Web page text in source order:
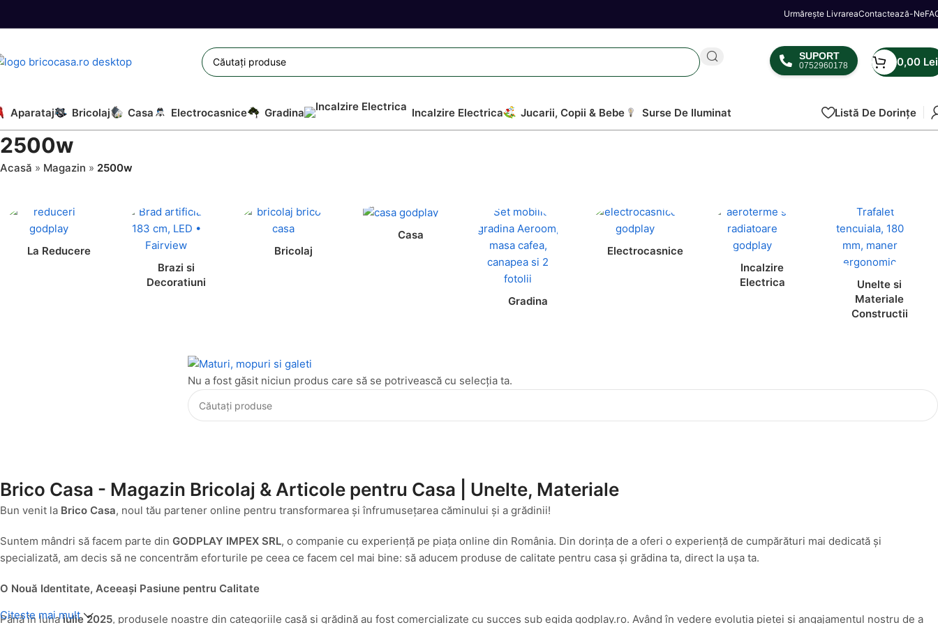
Urmărește LivrareaContactează-Ne
SUPORT
0752960178 0,00 Lei
Aparataj Bricolaj Casa Electrocasnice Gradina Incalzire Electrica Jucarii, Copii & Bebe Surse De Iluminat Listă De Dorințe
2500w
Acasă » Magazin » 2500w
La Reducere
Brazi si
Decoratiuni
Bricolaj
Casa
Gradina
Electrocasnice
Incalzire
Electrica
Unelte si
Materiale
Constructii
Nu a fost găsit niciun produs care să se potrivească cu selecția ta.
Brico Casa - Magazin Bricolaj & Articole pentru Casa | Unelte, Materiale
Bun venit la Brico Casa, noul tău partener online pentru transformarea și înfrumusețarea căminului și a grădinii!
Suntem mândri să facem parte din GODPLAY IMPEX SRL, o companie cu experiență pe piața online din România. Din dorința de a oferi o experiență de cumpărături mai dedicată și
specializată, am decis să ne concentrăm eforturile pe ceea ce facem cel mai bine: să aducem produse de calitate pentru casa și grădina ta, direct la ușa ta.
O Nouă Identitate, Aceeași Pasiune pentru Calitate
Până în lunaiulie 2025, produsele noastre din categoriile casă și grădină au fost comercializate cu succes sub egida godplay.ro. Având în vedere evoluția pieței și angajamentul nostru de a
Citeste mai mult